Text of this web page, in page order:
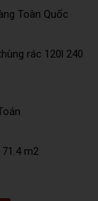
Toàn Quốc
rác 120l 240
71.4 m2